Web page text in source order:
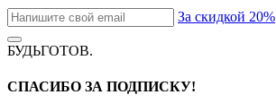
За скидкой 20%
БУДЬГОТОВ.
СПАСИБО ЗА ПОДПИСКУ!